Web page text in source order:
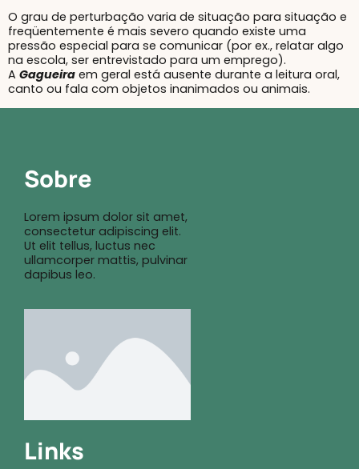
O grau de perturbação varia de situação para situação e
freqüentemente é mais severo quando existe uma
pressão especial para se comunicar (por ex., relatar algo
na escola, ser entrevistado para um emprego).
A Gagueira em geral está ausente durante a leitura oral,
canto ou fala com objetos inanimados ou animais.
Sobre
Lorem ipsum dolor sit amet,
consectetur adipiscing elit.
Ut elit tellus, luctus nec
ullamcorper mattis, pulvinar
dapibus leo.
Links